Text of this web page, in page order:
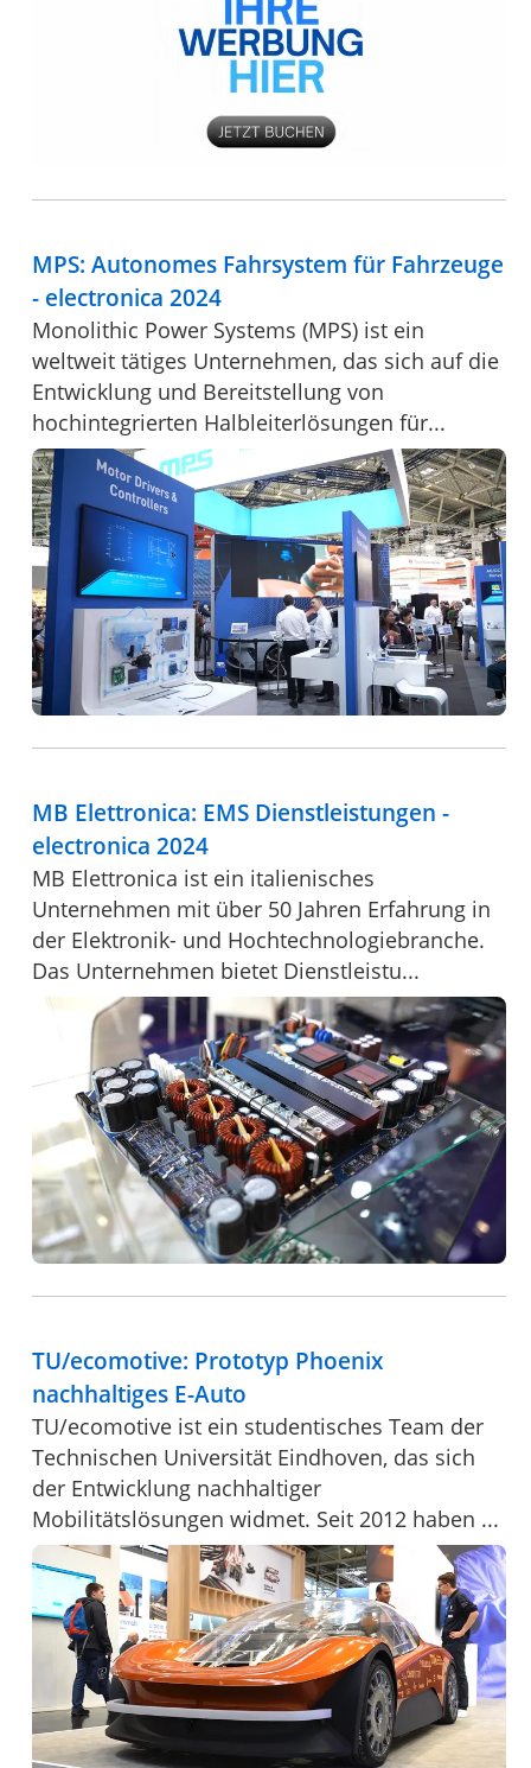
MPS: Autonomes Fahrsystem für Fahrzeuge
- electronica 2024
Monolithic Power Systems (MPS) ist ein
weltweit tätiges Unternehmen, das sich auf die
Entwicklung und Bereitstellung von
hochintegrierten Halbleiterlösungen für...
MB Elettronica: EMS Dienstleistungen -
electronica 2024
MB Elettronica ist ein italienisches
Unternehmen mit über 50 Jahren Erfahrung in
der Elektronik- und Hochtechnologiebranche.
Das Unternehmen bietet Dienstleistu...
TU/ecomotive: Prototyp Phoenix
nachhaltiges E-Auto
TU/ecomotive ist ein studentisches Team der
Technischen Universität Eindhoven, das sich
der Entwicklung nachhaltiger
Mobilitätslösungen widmet. Seit 2012 haben ...